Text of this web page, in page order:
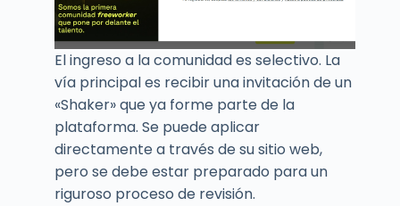
El ingreso a la comunidad es selectivo. La
vía principal es recibir una invitación de un
«Shaker» que ya forme parte de la
plataforma. Se puede aplicar
directamente a través de su sitio web,
pero se debe estar preparado para un
riguroso proceso de revisión.